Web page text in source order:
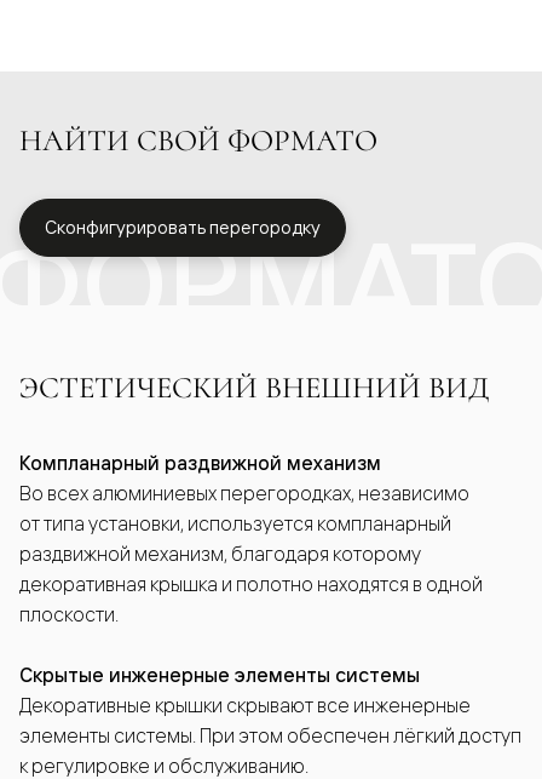
НАЙТИ СВОЙ ФОРМАТО
Сконфигурировать перегородку
ЭСТЕТИЧЕСКИЙ ВНЕШНИЙ ВИД
Компланарный раздвижной механизм
Во всех алюминиевых перегородках, независимо
от типа установки, используется компланарный
раздвижной механизм, благодаря которому
декоративная крышка и полотно находятся в одной
плоскости.
Скрытые инженерные элементы системы
Декоративные крышки скрывают все инженерные
элементы системы. При этом обеспечен лёгкий доступ
к регулировке и обслуживанию.